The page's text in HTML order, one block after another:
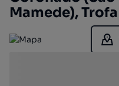
Mamede), Trofa